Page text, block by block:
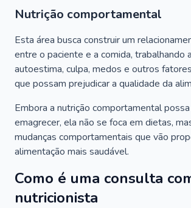
Nutrição comportamental
Esta área busca construir um
entre o paciente e a comida, trabalhando
autoestima, culpa, medos e outros
que possam prejudicar a qualidade da
Embora a nutrição comportamental
emagrecer, ela não se foca em dietas,
mudanças comportamentais que vão
alimentação mais saudável.
Como é uma consulta
nutricionista